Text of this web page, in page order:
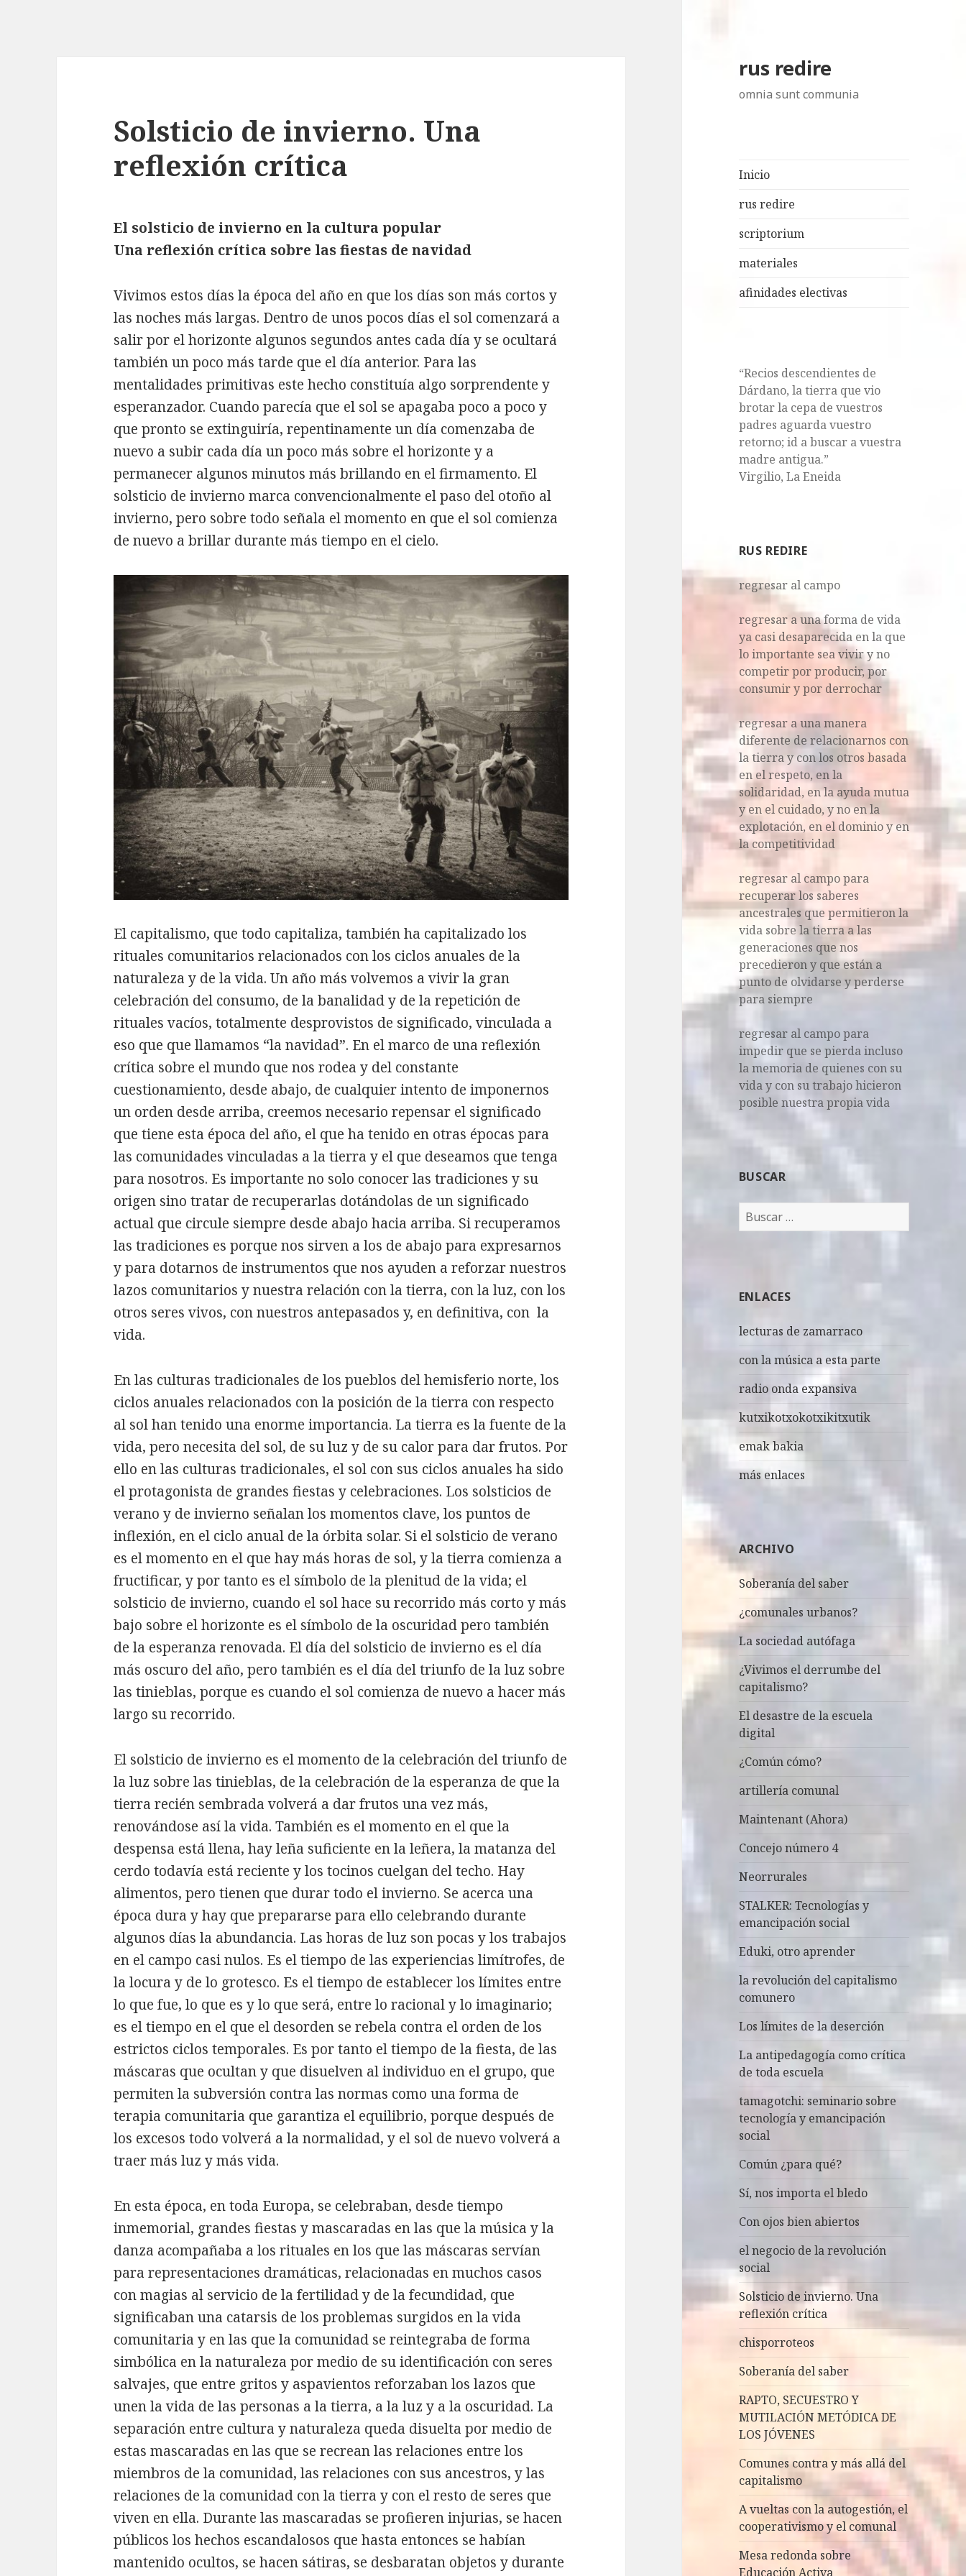
rus redire
omnia sunt communia
Inicio
rus redire
scriptorium
materiales
afinidades electivas
“Recios descendientes de
Dárdano, la tierra que vio
brotar la cepa de vuestros
padres aguarda vuestro
retorno; id a buscar a vuestra
madre antigua.”
Virgilio, La Eneida
RUS REDIRE
regresar al campo
regresar a una forma de vida
ya casi desaparecida en la que
lo importante sea vivir y no
competir por producir, por
consumir y por derrochar
regresar a una manera
diferente de relacionarnos con
la tierra y con los otros basada
en el respeto, en la
solidaridad, en la ayuda mutua
y en el cuidado, y no en la
explotación, en el dominio y en
la competitividad
regresar al campo para
recuperar los saberes
ancestrales que permitieron la
vida sobre la tierra a las
generaciones que nos
precedieron y que están a
punto de olvidarse y perderse
para siempre
regresar al campo para
impedir que se pierda incluso
la memoria de quienes con su
vida y con su trabajo hicieron
posible nuestra propia vida
BUSCAR
B
u
r
ENLACES
lecturas de zamarraco
con la música a esta parte
radio onda expansiva
kutxikotxokotxikitxutik
emak bakia
más enlaces
ARCHIVO
Soberanía del saber
¿comunales urbanos?
La sociedad autófaga
¿Vivimos el derrumbe del
capitalismo?
El desastre de la escuela
digital
¿Común cómo?
artillería comunal
Maintenant (Ahora)
Concejo número 4
Neorrurales
STALKER: Tecnologías y
emancipación social
Eduki, otro aprender
la revolución del capitalismo
comunero
Los límites de la deserción
La antipedagogía como crítica
de toda escuela
tamagotchi: seminario sobre
tecnología y emancipación
social
Común ¿para qué?
Sí, nos importa el bledo
Con ojos bien abiertos
el negocio de la revolución
social
Solsticio de invierno. Una
reflexión crítica
chisporroteos
Soberanía del saber
RAPTO, SECUESTRO Y
MUTILACIÓN METÓDICA DE
LOS JÓVENES
Comunes contra y más allá del
capitalismo
A vueltas con la autogestión, el
cooperativismo y el comunal
Mesa redonda sobre
Educación Activa
Solsticio de invierno. Una
reflexión crítica
El solsticio de invierno en la cultura popular
Una reflexión crítica sobre las fiestas de navidad
Vivimos estos días la época del año en que los días son más cortos y
las noches más largas. Dentro de unos pocos días el sol comenzará a
salir por el horizonte algunos segundos antes cada día y se ocultará
también un poco más tarde que el día anterior. Para las
mentalidades primitivas este hecho constituía algo sorprendente y
esperanzador. Cuando parecía que el sol se apagaba poco a poco y
que pronto se extinguiría, repentinamente un día comenzaba de
nuevo a subir cada día un poco más sobre el horizonte y a
permanecer algunos minutos más brillando en el firmamento. El
solsticio de invierno marca convencionalmente el paso del otoño al
invierno, pero sobre todo señala el momento en que el sol comienza
de nuevo a brillar durante más tiempo en el cielo.
El capitalismo, que todo capitaliza, también ha capitalizado los
rituales comunitarios relacionados con los ciclos anuales de la
naturaleza y de la vida. Un año más volvemos a vivir la gran
celebración del consumo, de la banalidad y de la repetición de
rituales vacíos, totalmente desprovistos de significado, vinculada a
eso que que llamamos “la navidad”. En el marco de una reflexión
crítica sobre el mundo que nos rodea y del constante
cuestionamiento, desde abajo, de cualquier intento de imponernos
un orden desde arriba, creemos necesario repensar el significado
que tiene esta época del año, el que ha tenido en otras épocas para
las comunidades vinculadas a la tierra y el que deseamos que tenga
para nosotros. Es importante no solo conocer las tradiciones y su
origen sino tratar de recuperarlas dotándolas de un significado
actual que circule siempre desde abajo hacia arriba. Si recuperamos
las tradiciones es porque nos sirven a los de abajo para expresarnos
y para dotarnos de instrumentos que nos ayuden a reforzar nuestros
lazos comunitarios y nuestra relación con la tierra, con la luz, con los
otros seres vivos, con nuestros antepasados y, en definitiva, con la
vida.
En las culturas tradicionales de los pueblos del hemisferio norte, los
ciclos anuales relacionados con la posición de la tierra con respecto
al sol han tenido una enorme importancia. La tierra es la fuente de la
vida, pero necesita del sol, de su luz y de su calor para dar frutos. Por
ello en las culturas tradicionales, el sol con sus ciclos anuales ha sido
el protagonista de grandes fiestas y celebraciones. Los solsticios de
verano y de invierno señalan los momentos clave, los puntos de
inflexión, en el ciclo anual de la órbita solar. Si el solsticio de verano
es el momento en el que hay más horas de sol, y la tierra comienza a
fructificar, y por tanto es el símbolo de la plenitud de la vida; el
solsticio de invierno, cuando el sol hace su recorrido más corto y más
bajo sobre el horizonte es el símbolo de la oscuridad pero también
de la esperanza renovada. El día del solsticio de invierno es el día
más oscuro del año, pero también es el día del triunfo de la luz sobre
las tinieblas, porque es cuando el sol comienza de nuevo a hacer más
largo su recorrido.
El solsticio de invierno es el momento de la celebración del triunfo de
la luz sobre las tinieblas, de la celebración de la esperanza de que la
tierra recién sembrada volverá a dar frutos una vez más,
renovándose así la vida. También es el momento en el que la
despensa está llena, hay leña suficiente en la leñera, la matanza del
cerdo todavía está reciente y los tocinos cuelgan del techo. Hay
alimentos, pero tienen que durar todo el invierno. Se acerca una
época dura y hay que prepararse para ello celebrando durante
algunos días la abundancia. Las horas de luz son pocas y los trabajos
en el campo casi nulos. Es el tiempo de las experiencias limítrofes, de
la locura y de lo grotesco. Es el tiempo de establecer los límites entre
lo que fue, lo que es y lo que será, entre lo racional y lo imaginario;
es el tiempo en el que el desorden se rebela contra el orden de los
estrictos ciclos temporales. Es por tanto el tiempo de la fiesta, de las
máscaras que ocultan y que disuelven al individuo en el grupo, que
permiten la subversión contra las normas como una forma de
terapia comunitaria que garantiza el equilibrio, porque después de
los excesos todo volverá a la normalidad, y el sol de nuevo volverá a
traer más luz y más vida.
En esta época, en toda Europa, se celebraban, desde tiempo
inmemorial, grandes fiestas y mascaradas en las que la música y la
danza acompañaba a los rituales en los que las máscaras servían
para representaciones dramáticas, relacionadas en muchos casos
con magias al servicio de la fertilidad y de la fecundidad, que
significaban una catarsis de los problemas surgidos en la vida
comunitaria y en las que la comunidad se reintegraba de forma
simbólica en la naturaleza por medio de su identificación con seres
salvajes, que entre gritos y aspavientos reforzaban los lazos que
unen la vida de las personas a la tierra, a la luz y a la oscuridad. La
separación entre cultura y naturaleza queda disuelta por medio de
estas mascaradas en las que se recrean las relaciones entre los
miembros de la comunidad, las relaciones con sus ancestros, y las
relaciones de la comunidad con la tierra y con el resto de seres que
viven en ella. Durante las mascaradas se profieren injurias, se hacen
públicos los hechos escandalosos que hasta entonces se habían
mantenido ocultos, se hacen sátiras, se desbaratan objetos y durante